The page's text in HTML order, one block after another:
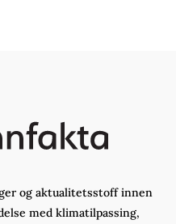
og aktualitetsstoff innen
med klimatilpassing,